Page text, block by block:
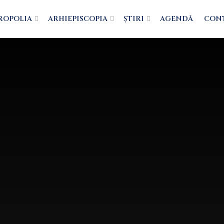
ARHIEPISCOPIA ȘTIRI AGENDĂ